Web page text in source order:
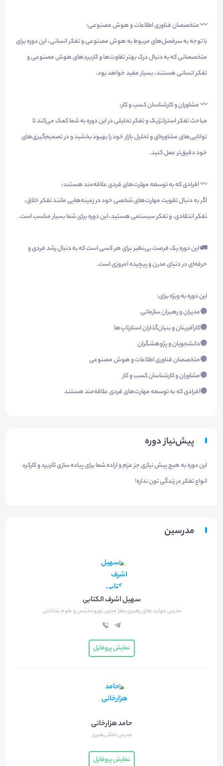
〰️ متخصصان فناوری اطلاعات و هوش مصنوعی:
با توجه به سرفصل‌های مربوط به هوش مصنوعی و تفکر انسانی، این دوره برای
متخصصانی که به دنبال درک بهتر تفاوت‌ها و کاربردهای هوش مصنوعی و
تفکر انسانی هستند، بسیار مفید خواهد بود.
〰️ مشاوران و کارشناسان کسب و کار:
مباحث تفکر استراتژیک و تفکر تحلیلی در این دوره به شما کمک می‌کند تا
توانایی‌های مشاوره‌ای و تحلیل بازار خود را بهبود بخشید و در تصمیم‌گیری‌های
خود دقیق‌تر عمل کنید.
〰️ افرادی که به توسعه مهارت‌های فردی علاقه‌مند هستند:
اگر به دنبال تقویت مهارت‌های شخصی خود در زمینه‌هایی مانند تفکر خلاق،
تفکر انتقادی، و تفکر سیستمی هستید، این دوره برای شما بسیار مناسب است.
🚛 این دوره یک فرصت بی‌نظیر برای هر کسی است که به دنبال رشد فردی و
حرفه‌ای در دنیای مدرن و پیچیده امروزی است.
این دوره به ویژه برای:
🟣مدیران و رهبران سازمانی
🟣کارآفرینان و بنیان‌گذاران استارتاپ‌ها
🟣دانشجویان و پژوهشگران
🟣متخصصان فناوری اطلاعات و هوش مصنوعی
🟣مشاوران و کارشناسان کسب و کار
🟣افرادی که به توسعه مهارت‌های فردی علاقه‌مند هستند
پیش‌نیاز دوره
این دوره به هیچ پیش نیازی جز عزم و اراده شما برای پیاده سازی کاربرد و کارکرد
انواع تفکر در زندگی تون نداره!
مدرسین
سهیل اشرف الکتابی
مدرس مهارت های رهبری مغز محور، نوروساینس و علوم شناختی
نمایش پروفایل
حامد هزارخانی
مدرس تفکر رهبری
نمایش پروفایل